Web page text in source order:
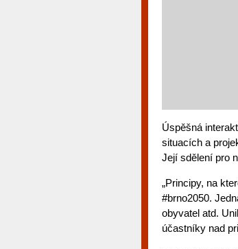
Úspěšná
situacích a
Její sdělení pro
„Principy, na
#brno2050.
obyvatel atd.
účastníky nad